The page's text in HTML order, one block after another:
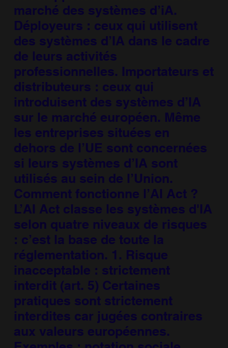
marché des systèmes d’iA.
Déployeurs : ceux qui utilisent
des systèmes d’IA dans le cadre
de leurs activités
professionnelles. Importateurs et
distributeurs : ceux qui
introduisent des systèmes d’IA
sur le marché européen. Même
les entreprises situées en
dehors de l’UE sont concernées
si leurs systèmes d’IA sont
utilisés au sein de l’Union.
Comment fonctionne l’AI Act ?
L’AI Act classe les systèmes d'IA
selon quatre niveaux de risques
: c’est la base de toute la
réglementation. 1. Risque
inacceptable : strictement
interdit (art. 5) Certaines
pratiques sont strictement
interdites car jugées contraires
aux valeurs européennes.